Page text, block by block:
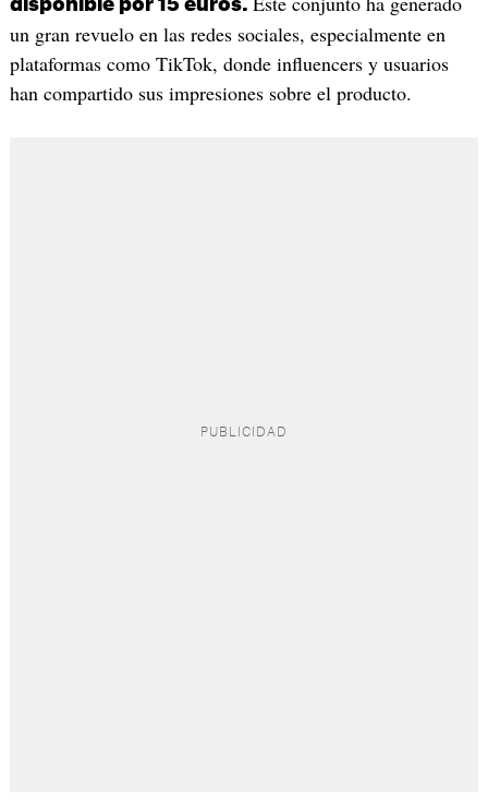
disponible por 15 euros.
un gran revuelo en las redes sociales, especialmente en
plataformas como TikTok, donde influencers y usuarios
han compartido sus impresiones sobre el producto.